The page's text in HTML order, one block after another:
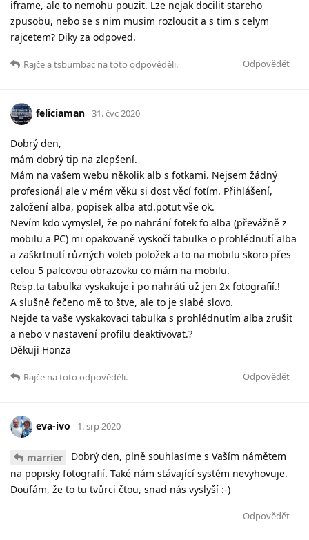
iframe, ale to nemohu pouzit. Lze nejak docilit stareho
zpusobu, nebo se s nim musim rozloucit a s tim s celym
rajcetem? Diky za odpoved.
Odpovědět
Rajčeatsbumbac na toto odpověděli.
feliciaman 31. čvc 2020
Dobrý den,
mám dobrý tip na zlepšení.
Mám na vašem webu několik alb s fotkami. Nejsem žádný
profesionál ale v mém věku si dost věcí fotím. Přihlášení,
založení alba, popisek alba atd.potut vše ok.
Nevím kdo vymyslel, že po nahrání fotek fo alba (převážně z
mobilu a PC) mi opakovaně vyskočí tabulka o prohlédnutí alba
a zaškrtnutí různých voleb položek a to na mobilu skoro přes
celou 5 palcovou obrazovku co mám na mobilu.
Resp.ta tabulka vyskakuje i po nahráti už jen 2x fotografií.!
A slušně řečeno mě to štve, ale to je slabé slovo.
Nejde ta vaše vyskakovaci tabulka s prohlédnutím alba zrušit
a nebo v nastavení profilu deaktivovat.?
Děkuji Honza
Odpovědět
Rajče na toto odpověděli.
eva-ivo 1. srp 2020
marrier
Dobrý den, plně souhlasíme s Vaším námětem
na popisky fotografií. Také nám stávající systém nevyhovuje.
Doufám, že to tu tvůrci čtou, snad nás vyslyší :-)
Odpovědět